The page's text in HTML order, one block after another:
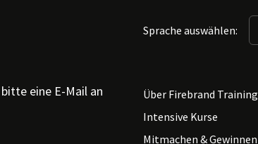
Sprache auswählen:
eine E-Mail an
Über Firebrand Training
Intensive Kurse
Mitmachen & Gewinnen